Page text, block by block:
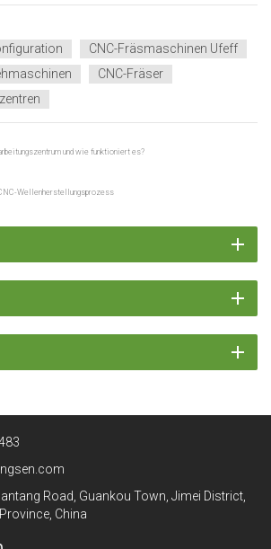
CNC-Fräsmaschinen Ufeff
CNC-Fräser
und wie funktioniert es?
Wellenherstellungsprozess
Road, Guankou Town, Jimei District,
China